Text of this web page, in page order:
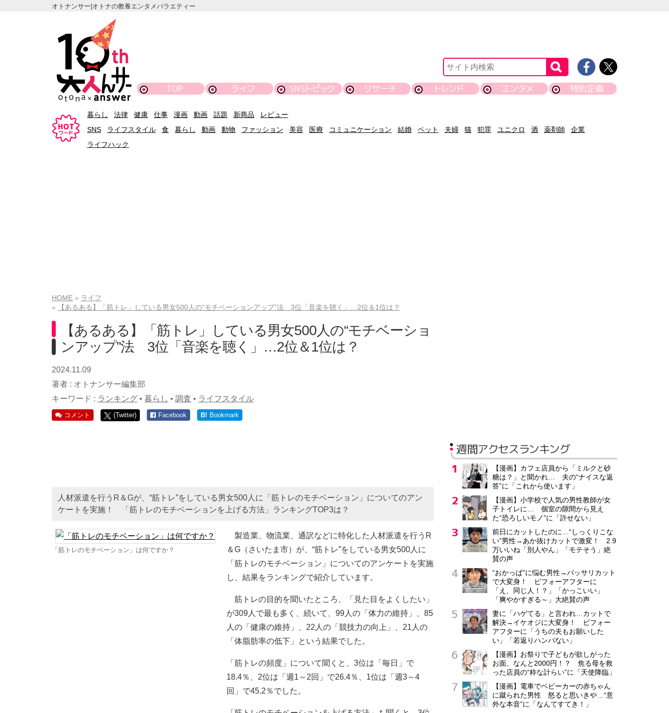
オトナンサー|オトナの教養エンタメバラエティー
TOP ライフ SNSトピック リサーチ トレンド エンタメ 特別企画
暮らし 法律 健康 仕事 漫画 動画 話題 新商品
レビュー
SNS
ライフスタイル 食 暮らし 動画 動物 ファッション 美容 医療 コミュニケーション 結婚 ペット 夫婦 猫 犯罪 ユニクロ 酒 薬剤師
企業
ライフハック
HOME
ライフ
【あるある】「筋トレ」している男女500人の“モチベーションアップ”法 3位「音楽を聴く」…2位＆1位は？
【あるある】「筋トレ」している男女500人の“モチベーショ
ンアップ”法 3位「音楽を聴く」…2位＆1位は？
2024.11.09
著者 : オトナンサー編集部
キーワード : ランキング • 暮らし • 調査 • ライフスタイル
コメント (Twitter) Facebook B! Bookmark
人材派遣を行うR＆Gが、“筋トレ”をしている男女500人に「筋トレのモチベーション」についてのアン
ケートを実施！ 「筋トレのモチベーションを上げる方法」ランキングTOP3は？
「筋トレのモチベーション」は何ですか？
製造業、物流業、通訳などに特化した人材派遣を行うR
＆G（さいたま市）が、“筋トレ”をしている男女500人に
「筋トレのモチベーション」についてのアンケートを実施
し、結果をランキングで紹介しています。
筋トレの目的を聞いたところ、「見た目をよくしたい」
が309人で最も多く、続いて、99人の「体力の維持」、85
人の「健康の維持」、22人の「競技力の向上」、21人の
「体脂肪率の低下」という結果でした。
「筋トレの頻度」について聞くと、3位は「毎日」で
18.4％、2位は「週1～2回」で26.4％、1位は「週3～4
回」で45.2％でした。
週間アクセスランキング
【漫画】カフェ店員から「ミルクと砂
糖は？」と聞かれ… 夫の“ナイスな返
答”に「これから使います」
【漫画】小学校で人気の男性教師が女
子トイレに… 個室の隙間から見え
た“恐ろしいモノ”に「許せない」
前日にカットしたのに…“しっくりこな
い”男性→あか抜けカットで激変！ 2.9
万いいね「別人やん」「モテそう」絶
賛の声
“おかっぱ”に悩む男性→バッサリカット
で大変身！ ビフォーアフターに
「え、同じ人！？」「かっこいい」
「爽やかすぎる～」大絶賛の声
妻に「ハゲてる」と言われ…カットで
解決→イケオジに大変身！ ビフォー
アフターに「うちの夫もお願いした
い」「若返りハンパない」
【漫画】お祭りで子どもが欲しがった
お面、なんと2000円！？ 焦る母を救
った店員の“粋な計らい”に「天使降臨」
【漫画】電車でベビーカーの赤ちゃん
に蹴られた男性 怒ると思いきや…“意
外な本音”に「なんてすてき！」